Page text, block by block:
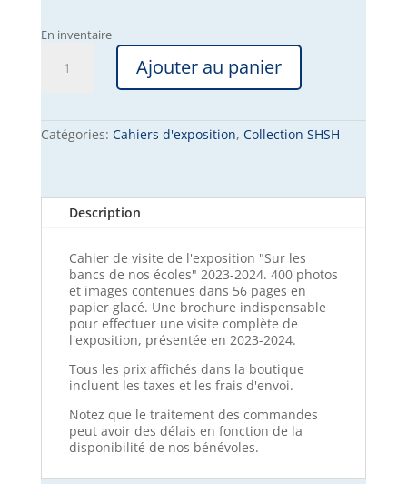
En inventaire
"Sur
nos
écoles"
Ajouter au panier
Catégories: Cahiers d'exposition, Collection SHSH
Description
Cahier de visite de l'exposition "Sur les
bancs de nos écoles" 2023-2024. 400 photos
et images contenues dans 56 pages en
papier glacé. Une brochure indispensable
pour effectuer une visite complète de
l'exposition, présentée en 2023-2024.
Tous les prix affichés dans la boutique
incluent les taxes et les frais d'envoi.
Notez que le traitement des commandes
peut avoir des délais en fonction de la
disponibilité de nos bénévoles.